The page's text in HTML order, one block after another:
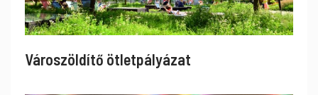
Városzöldítő ötletpályázat